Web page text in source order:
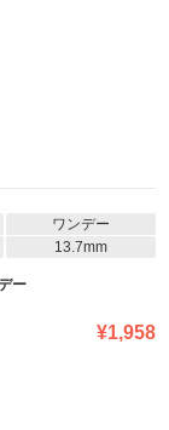
ワンデー
13.7mm
ー
¥1,958